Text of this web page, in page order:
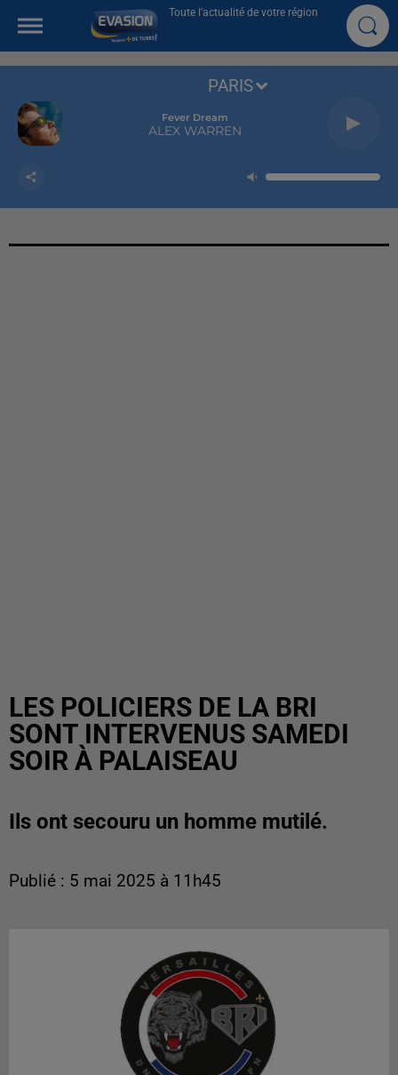
Toute l'actualité de votre région
Fever Dream
ALEX WARREN
PARIS
LES POLICIERS DE LA BRI
SONT INTERVENUS SAMEDI
SOIR À PALAISEAU
Ils ont secouru un homme mutilé.
Publié : 5 mai 2025 à 11h45